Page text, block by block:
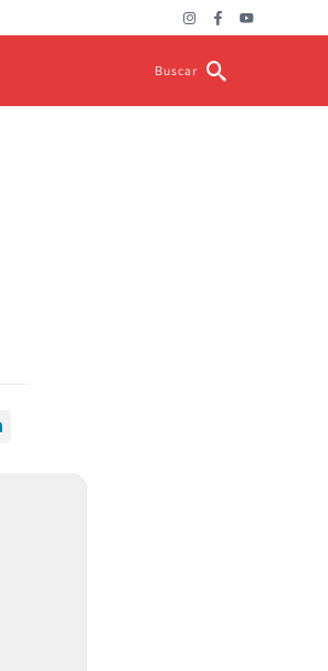
Buscar